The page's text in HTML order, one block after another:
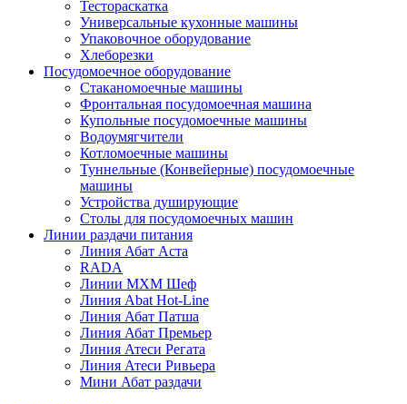
Тестораскатка
Универсальные кухонные машины
Упаковочное оборудование
Хлеборезки
Посудомоечное оборудование
Стаканомоечные машины
Фронтальная посудомоечная машина
Купольные посудомоечные машины
Водоумягчители
Котломоечные машины
Туннельные (Конвейерные) посудомоечные
машины
Устройства душирующие
Столы для посудомоечных машин
Линии раздачи питания
Линия Абат Аста
RADA
Линии МХМ Шеф
Линия Abat Hot-Line
Линия Абат Патша
Линия Абат Премьер
Линия Атеси Регата
Линия Атеси Ривьера
Мини Абат раздачи